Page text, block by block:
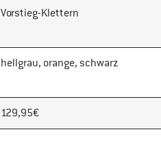
Vorstieg-Klettern
hellgrau, orange, schwarz
129,95€